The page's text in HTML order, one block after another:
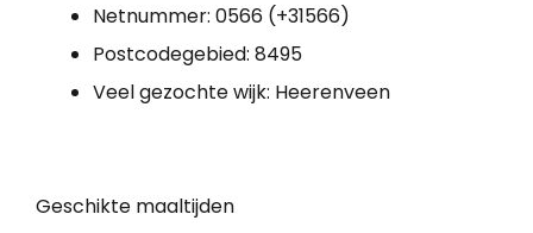
Netnummer: 0566 (+31566)
Postcodegebied: 8495
Veel gezochte wijk: Heerenveen
Geschikte maaltijden